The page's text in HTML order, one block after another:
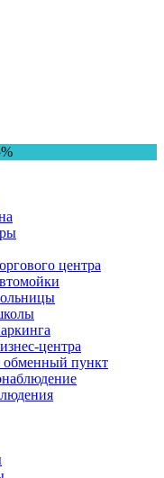
центра
центра
обменный пункт